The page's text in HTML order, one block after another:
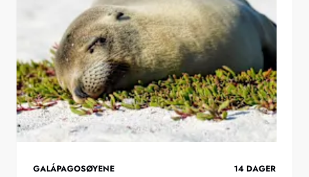
GALÁPAGOSØYENE 14 DAGER